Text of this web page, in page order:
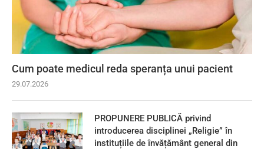
Cum poate medicul reda speranța unui pacient
29.07.2026
PROPUNERE PUBLICĂ privind
introducerea disciplinei „Religie” în
instituțiile de învățământ general din